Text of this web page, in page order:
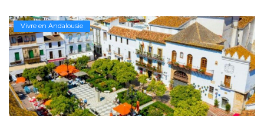
Vivre en Andalousie